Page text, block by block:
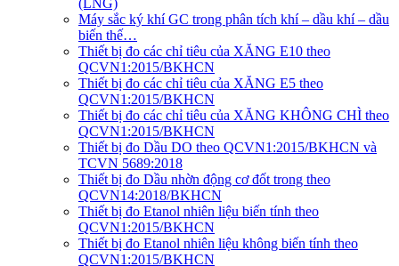
Máy sắc ký khí GC trong phân tích khí – dầu khí – dầu
biến thế…
Thiết bị đo các chỉ tiêu của XĂNG E10 theo
QCVN1:2015/BKHCN
Thiết bị đo các chỉ tiêu của XĂNG E5 theo
QCVN1:2015/BKHCN
Thiết bị đo các chỉ tiêu của XĂNG KHÔNG CHÌ theo
QCVN1:2015/BKHCN
Thiết bị đo Dầu DO theo QCVN1:2015/BKHCN và
TCVN 5689:2018
Thiết bị đo Dầu nhờn động cơ đốt trong theo
QCVN14:2018/BKHCN
Thiết bị đo Etanol nhiên liệu biến tính theo
QCVN1:2015/BKHCN
Thiết bị đo Etanol nhiên liệu không biến tính theo
QCVN1:2015/BKHCN